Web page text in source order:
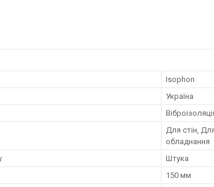
Isophon
Україна
Для стін,
обладнання
Штука
150 мм